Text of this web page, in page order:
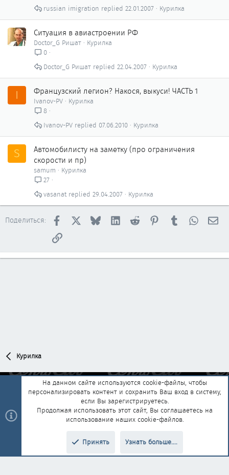
Курилка
22.01.2007
russian imigration
Ситуация в авиастроении РФ
Doctor_G Ришат
Курилка
0
Курилка
22.04.2007
Doctor_G Ришат
I Французский легион? Накося, выкуси! ЧАСТЬ 1
Ivanov-PV
Курилка
8
Курилка
07.06.2010
Ivanov-PV
S
Автомобилисту на заметку (про ограничения
скорости и пр)
samum
Курилка
27
Курилка
29.04.2007
vasanat
Поделиться: Facebook BlueskyLinkedInReddit PinterestTumblr
Ссылка
Курилка
Обратная связь
Условия и правила
Политика конфиденциальности
Помощь Главная
R
add-ons by ThemeHouse Перевод от Jumuro®
На данном сайте используются cookie-файлы, чтобы
персонализировать контент и сохранить Ваш вход в систему,
если Вы зарегистрируетесь.
Продолжая использовать этот сайт, Вы соглашаетесь на
использование наших cookie-файлов.
Принять Узнать больше....